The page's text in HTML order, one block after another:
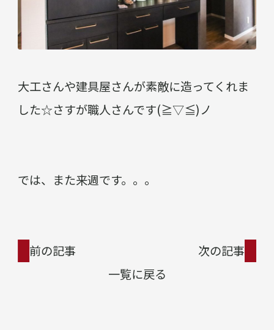
大工さんや建具屋さんが素敵に造ってくれま
した☆さすが職人さんです(≧▽≦)ノ
では、また来週です。。。
前の記事
一覧に戻る
次の記事